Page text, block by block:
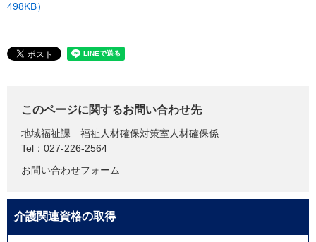
498KB）
このページに関するお問い合わせ先
地域福祉課
福祉人材確保対策室人材確保係
Tel：027-226-2564
お問い合わせフォーム
介護関連資格の取得